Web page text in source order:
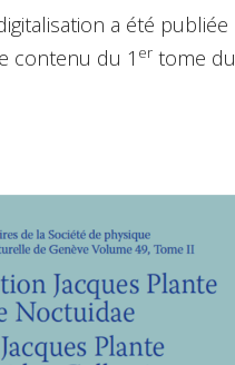
a été publiée
contenu du 1 er tome du